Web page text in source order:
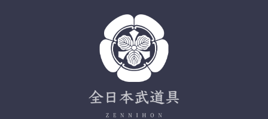
✔ 日本製ならではの安心
✔ 程よい厚みと丈夫さ —
日々の稽古・大会でも安心
✔ 自然な綿素材で軽やか
✔ 伝統色・定番色の豊富